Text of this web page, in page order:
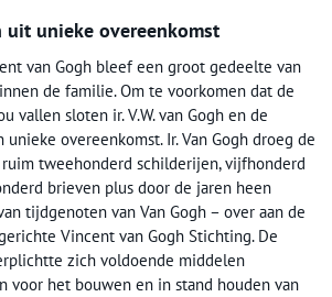
uit unieke overeenkomst
van Gogh bleef een groot gedeelte van
de familie. Om te voorkomen dat de
vallen sloten ir. V.W. van Gogh en de
overeenkomst. Ir. Van Gogh droeg de
tweehonderd schilderijen, vijfhonderd
brieven plus door de jaren heen
tijdgenoten van Van Gogh – over aan de
Vincent van Gogh Stichting. De
zich voldoende middelen
voor het bouwen en in stand houden van